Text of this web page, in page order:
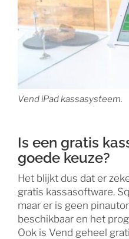
Vend iPad kassasysteem.
Is een gratis
goede keuze?
Het blijkt dus dat er
gratis kassasoftware.
maar er is geen
beschikbaar en het
Ook is Vend geheel